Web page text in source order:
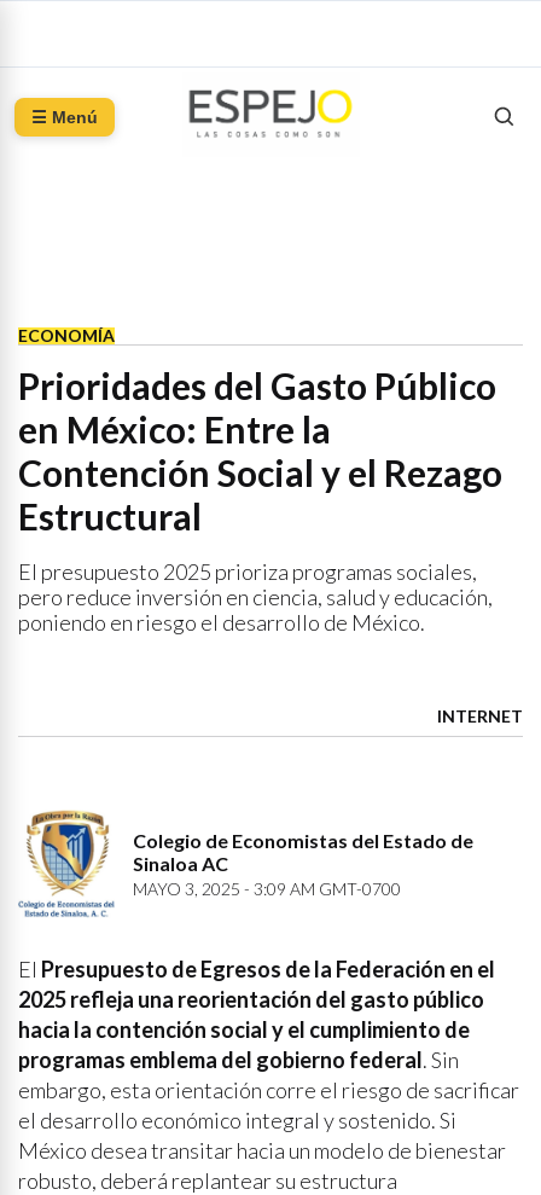
☰ Menú
ECONOMÍA
Prioridades del Gasto Público
en México: Entre la
Contención Social y el Rezago
Estructural
El presupuesto 2025 prioriza programas sociales,
pero reduce inversión en ciencia, salud y educación,
poniendo en riesgo el desarrollo de México.
INTERNET
Colegio de Economistas del Estado de
Sinaloa AC
MAYO 3, 2025 - 3:09 AM GMT-0700
El Presupuesto de Egresos de la Federación en el
2025 refleja una reorientación del gasto público
hacia la contención social y el cumplimiento de
programas emblema del gobierno federal. Sin
embargo, esta orientación corre el riesgo de sacrificar
el desarrollo económico integral y sostenido. Si
México desea transitar hacia un modelo de bienestar
robusto, deberá replantear su estructura